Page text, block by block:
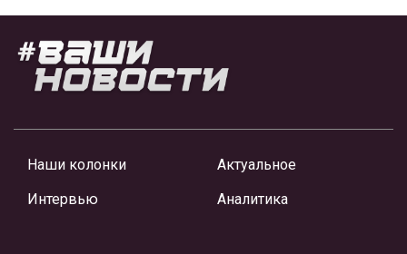
Наши колонки
Интервью
Актуальное
Аналитика